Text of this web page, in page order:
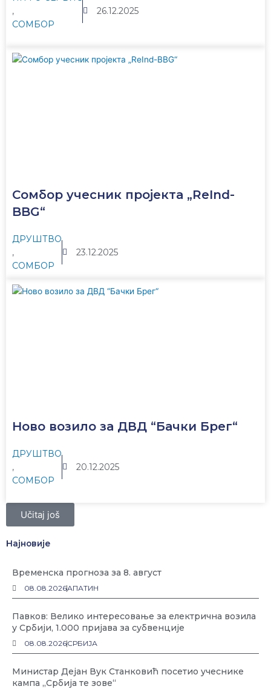
,
СОМБОР
26.12.2025
Сомбор учесник пројекта „ReInd-
BBG“
ДРУШТВО
,
СОМБОР
23.12.2025
Ново возило за ДВД “Бачки Брег“
ДРУШТВО
,
СОМБОР
20.12.2025
Učitaj još
Најновије
Временска прогноза за 8. август
08.08.2026АПАТИН
Павков: Велико интересовање за електрична возила
у Србији, 1.000 пријава за субвенције
08.08.2026СРБИЈА
Министар Дејан Вук Станковић посетио учеснике
кампа „Србија те зове“